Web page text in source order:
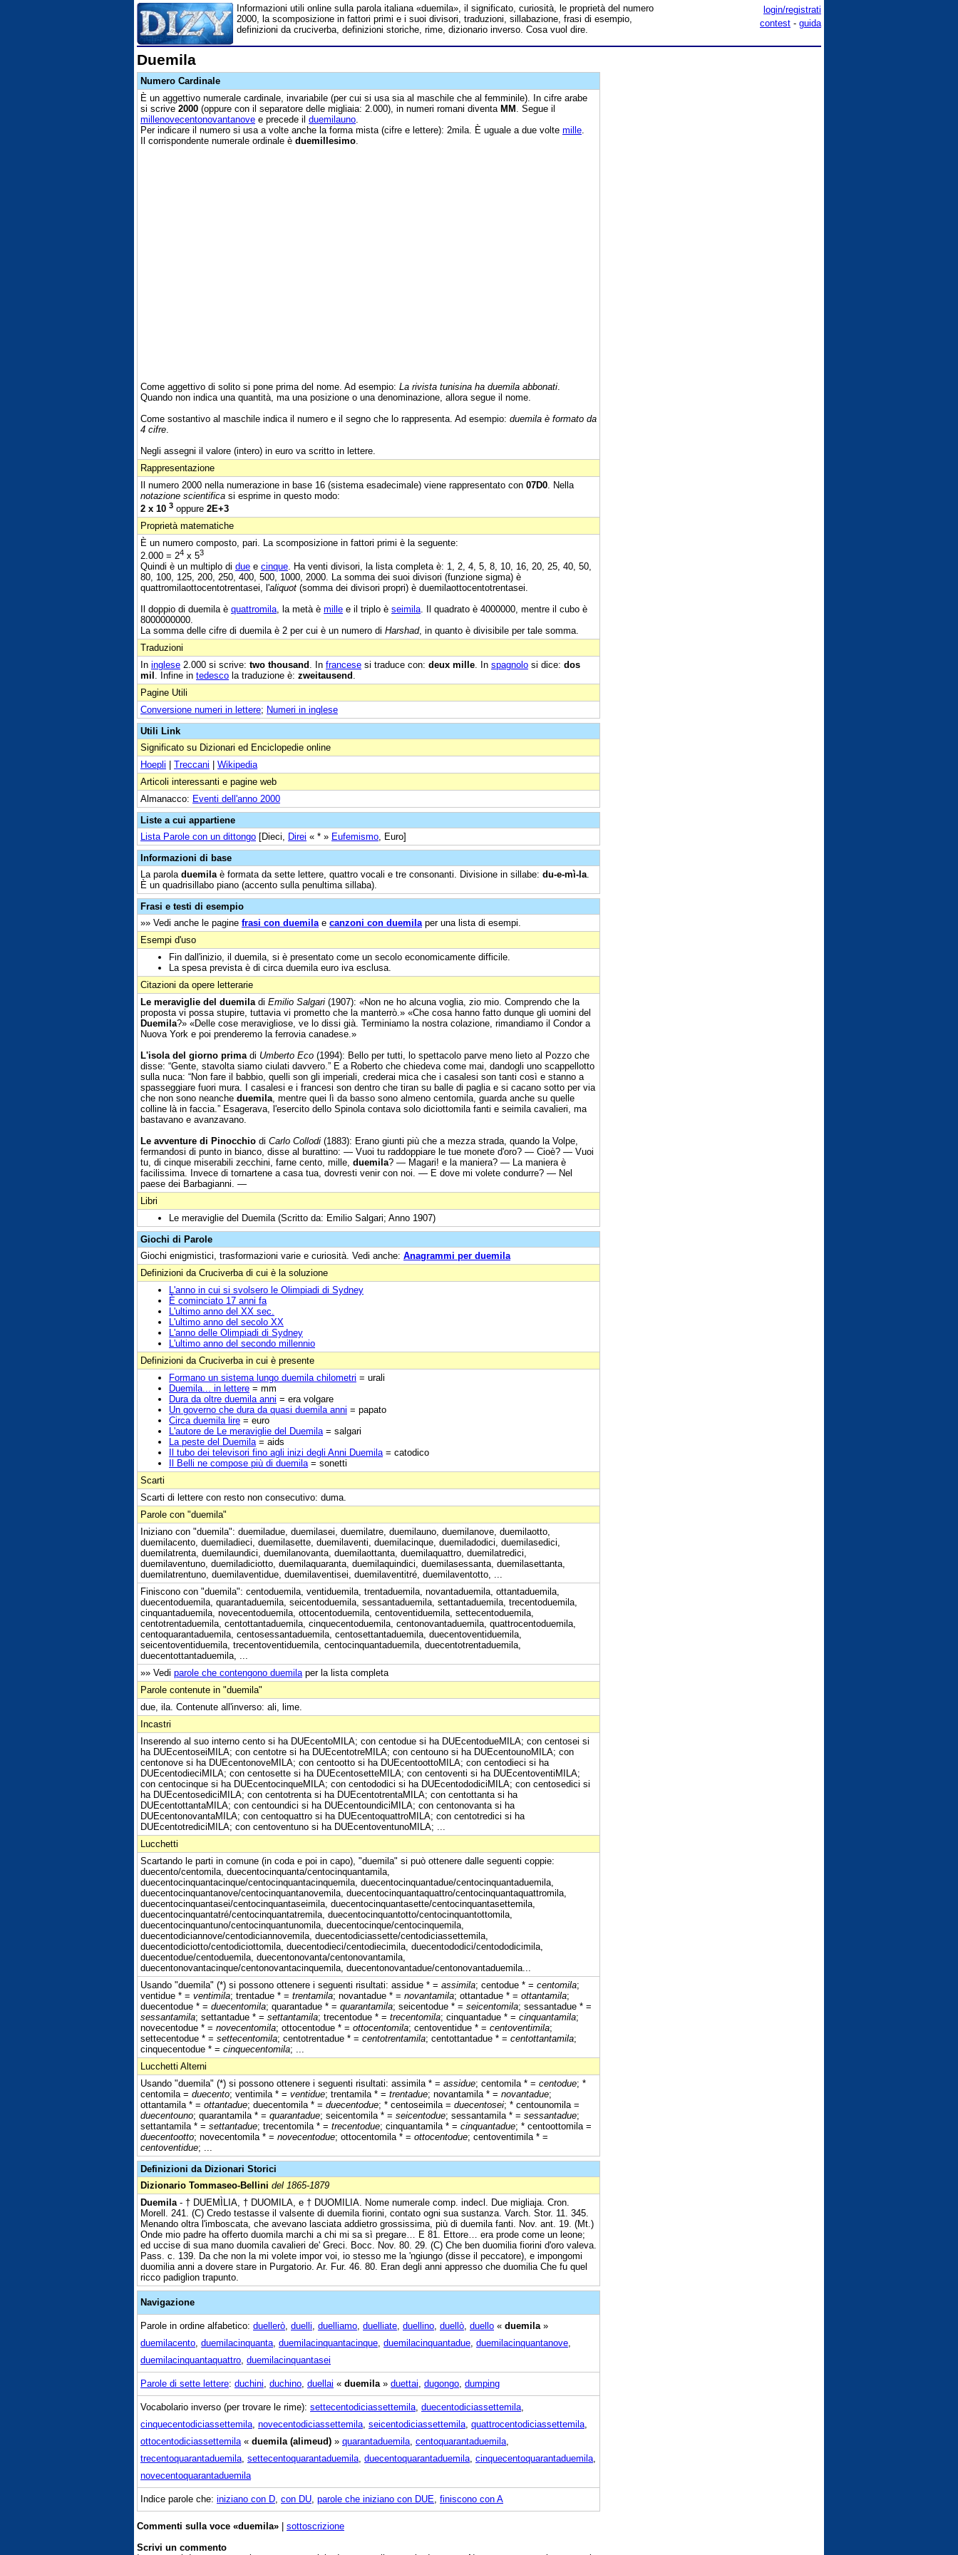
login/registrati
contest - guida
Informazioni utili online sulla parola italiana «duemila», il significato, curiosità, le proprietà del numero
2000, la scomposizione in fattori primi e i suoi divisori, traduzioni, sillabazione, frasi di esempio,
definizioni da cruciverba, definizioni storiche, rime, dizionario inverso. Cosa vuol dire.
Duemila
Numero Cardinale
È un aggettivo numerale cardinale, invariabile (per cui si usa sia al maschile che al femminile). In cifre arabe
si scrive 2000 (oppure con il separatore delle migliaia: 2.000), in numeri romani diventa MM . Segue il
millenovecentonovantanove e precede il duemilauno
Per indicare il numero si usa a volte anche la forma mista (cifre e lettere): 2mila. È uguale a due volte mille
Il corrispondente numerale ordinale è duemillesimo
Come aggettivo di solito si pone prima del nome. Ad esempio: La rivista tunisina ha duemila abbonati
Quando non indica una quantità, ma una posizione o una denominazione, allora segue il nome.
Come sostantivo al maschile indica il numero e il segno che lo rappresenta. Ad esempio: duemila è formato da
4 cifre
Negli assegni il valore (intero) in euro va scritto in lettere.
Rappresentazione
Il numero 2000 nella numerazione in base 16 (sistema esadecimale) viene rappresentato con 07D0 . Nella
notazione scientifica si esprime in questo modo:
2 x 10 3 oppure 2E+3
Proprietà matematiche
È un numero composto, pari. La scomposizione in fattori primi è la seguente:
2.000 = 24 x 53
Quindi è un multiplo di due e cinque . Ha venti divisori, la lista completa è: 1, 2, 4, 5, 8, 10, 16, 20, 25, 40, 50,
80, 100, 125, 200, 250, 400, 500, 1000, 2000. La somma dei suoi divisori (funzione sigma) è
quattromilaottocentotrentasei, l'aliquot (somma dei divisori propri) è duemilaottocentotrentasei.
Il doppio di duemila è quattromila , la metà è mille e il triplo è seimila . Il quadrato è 4000000, mentre il cubo è
8000000000.
La somma delle cifre di duemila è 2 per cui è un numero di Harshad, in quanto è divisibile per tale somma.
Traduzioni
In inglese 2.000 si scrive: two thousand . In francese si traduce con: deux mille . In spagnolo si dice: dos
mil . Infine in tedesco la traduzione è: zweitausend
Pagine Utili
Conversione numeri in lettere; Numeri in inglese
Utili Link
Significato su Dizionari ed Enciclopedie online
Hoepli | Treccani | Wikipedia
Articoli interessanti e pagine web
Almanacco: Eventi dell'anno 2000
Liste a cui appartiene
Lista Parole con un dittongo [Dieci, Direi « * » Eufemismo , Euro]
Informazioni di base
La parola duemila è formata da sette lettere, quattro vocali e tre consonanti. Divisione in sillabe: du-e-mì-la
È un quadrisillabo piano (accento sulla penultima sillaba).
Frasi e testi di esempio
»» Vedi anche le pagine frasi con duemila e canzoni con duemila per una lista di esempi.
Esempi d'uso
Fin dall'inizio, il duemila, si è presentato come un secolo economicamente difficile.
La spesa prevista è di circa duemila euro iva esclusa.
Citazioni da opere letterarie
Le meraviglie del duemila di Emilio Salgari (1907): «Non ne ho alcuna voglia, zio mio. Comprendo che la
proposta vi possa stupire, tuttavia vi prometto che la manterrò.» «Che cosa hanno fatto dunque gli uomini del
Duemila?» «Delle cose meravigliose, ve lo dissi già. Terminiamo la nostra colazione, rimandiamo il Condor a
Nuova York e poi prenderemo la ferrovia canadese.»
L'isola del giorno prima di Umberto Eco (1994): Bello per tutti, lo spettacolo parve meno lieto al Pozzo che
disse: “Gente, stavolta siamo ciulati davvero.” E a Roberto che chiedeva come mai, dandogli uno scappellotto
sulla nuca: “Non fare il babbio, quelli son gli imperiali, crederai mica che i casalesi son tanti così e stanno a
spasseggiare fuori mura. I casalesi e i francesi son dentro che tiran su balle di paglia e si cacano sotto per via
che non sono neanche duemila , mentre quei lì da basso sono almeno centomila, guarda anche su quelle
colline là in faccia.” Esagerava, l'esercito dello Spinola contava solo diciottomila fanti e seimila cavalieri, ma
bastavano e avanzavano.
Le avventure di Pinocchio di Carlo Collodi (1883): Erano giunti più che a mezza strada, quando la Volpe,
fermandosi di punto in bianco, disse al burattino: — Vuoi tu raddoppiare le tue monete d'oro? — Cioè? — Vuoi
tu, di cinque miserabili zecchini, farne cento, mille, duemila? — Magari! e la maniera? — La maniera è
facilissima. Invece di tornartene a casa tua, dovresti venir con noi. — E dove mi volete condurre? — Nel
paese dei Barbagianni. —
Libri
Le meraviglie del Duemila (Scritto da: Emilio Salgari; Anno 1907)
Giochi di Parole
Giochi enigmistici, trasformazioni varie e curiosità. Vedi anche: Anagrammi per duemila
Definizioni da Cruciverba di cui è la soluzione
L'anno in cui si svolsero le Olimpiadi di Sydney
È cominciato 17 anni fa
L'ultimo anno del XX sec.
L'ultimo anno del secolo XX
L'anno delle Olimpiadi di Sydney
L'ultimo anno del secondo millennio
Definizioni da Cruciverba in cui è presente
Formano un sistema lungo duemila chilometri = urali
Duemila... in lettere = mm
Dura da oltre duemila anni = era volgare
Un governo che dura da quasi duemila anni = papato
Circa duemila lire = euro
L'autore de Le meraviglie del Duemila = salgari
La peste del Duemila = aids
Il tubo dei televisori fino agli inizi degli Anni Duemila = catodico
Il Belli ne compose più di duemila = sonetti
Scarti
Scarti di lettere con resto non consecutivo: duma.
Parole con "duemila"
Iniziano con "duemila": duemiladue, duemilasei, duemilatre, duemilauno, duemilanove, duemilaotto,
duemilacento, duemiladieci, duemilasette, duemilaventi, duemilacinque, duemiladodici, duemilasedici,
duemilatrenta, duemilaundici, duemilanovanta, duemilaottanta, duemilaquattro, duemilatredici,
duemilaventuno, duemiladiciotto, duemilaquaranta, duemilaquindici, duemilasessanta, duemilasettanta,
duemilatrentuno, duemilaventidue, duemilaventisei, duemilaventitré, duemilaventotto, ...
Finiscono con "duemila": centoduemila, ventiduemila, trentaduemila, novantaduemila, ottantaduemila,
duecentoduemila, quarantaduemila, seicentoduemila, sessantaduemila, settantaduemila, trecentoduemila,
cinquantaduemila, novecentoduemila, ottocentoduemila, centoventiduemila, settecentoduemila,
centotrentaduemila, centottantaduemila, cinquecentoduemila, centonovantaduemila, quattrocentoduemila,
centoquarantaduemila, centosessantaduemila, centosettantaduemila, duecentoventiduemila,
seicentoventiduemila, trecentoventiduemila, centocinquantaduemila, duecentotrentaduemila,
duecentottantaduemila, ...
»» Vedi parole che contengono duemila per la lista completa
Parole contenute in "duemila"
due, ila. Contenute all'inverso: ali, lime.
Incastri
Inserendo al suo interno cento si ha DUEcentoMILA; con centodue si ha DUEcentodueMILA; con centosei si
ha DUEcentoseiMILA; con centotre si ha DUEcentotreMILA; con centouno si ha DUEcentounoMILA; con
centonove si ha DUEcentonoveMILA; con centootto si ha DUEcentoottoMILA; con centodieci si ha
DUEcentodieciMILA; con centosette si ha DUEcentosetteMILA; con centoventi si ha DUEcentoventiMILA;
con centocinque si ha DUEcentocinqueMILA; con centododici si ha DUEcentododiciMILA; con centosedici si
ha DUEcentosediciMILA; con centotrenta si ha DUEcentotrentaMILA; con centottanta si ha
DUEcentottantaMILA; con centoundici si ha DUEcentoundiciMILA; con centonovanta si ha
DUEcentonovantaMILA; con centoquattro si ha DUEcentoquattroMILA; con centotredici si ha
DUEcentotrediciMILA; con centoventuno si ha DUEcentoventunoMILA; ...
Lucchetti
Scartando le parti in comune (in coda e poi in capo), "duemila" si può ottenere dalle seguenti coppie:
duecento/centomila, duecentocinquanta/centocinquantamila,
duecentocinquantacinque/centocinquantacinquemila, duecentocinquantadue/centocinquantaduemila,
duecentocinquantanove/centocinquantanovemila, duecentocinquantaquattro/centocinquantaquattromila,
duecentocinquantasei/centocinquantaseimila, duecentocinquantasette/centocinquantasettemila,
duecentocinquantatré/centocinquantatremila, duecentocinquantotto/centocinquantottomila,
duecentocinquantuno/centocinquantunomila, duecentocinque/centocinquemila,
duecentodiciannove/centodiciannovemila, duecentodiciassette/centodiciassettemila,
duecentodiciotto/centodiciottomila, duecentodieci/centodiecimila, duecentododici/centododicimila,
duecentodue/centoduemila, duecentonovanta/centonovantamila,
duecentonovantacinque/centonovantacinquemila, duecentonovantadue/centonovantaduemila...
Usando "duemila" (*) si possono ottenere i seguenti risultati: assidue * = assimila; centodue * = centomila;
ventidue * = ventimila; trentadue * = trentamila; novantadue * = novantamila; ottantadue * = ottantamila;
duecentodue * = duecentomila; quarantadue * = quarantamila; seicentodue * = seicentomila; sessantadue * =
sessantamila; settantadue * = settantamila; trecentodue * = trecentomila; cinquantadue * = cinquantamila;
novecentodue * = novecentomila; ottocentodue * = ottocentomila; centoventidue * = centoventimila;
settecentodue * = settecentomila; centotrentadue * = centotrentamila; centottantadue * = centottantamila;
cinquecentodue * = cinquecentomila; ...
Lucchetti Alterni
Usando "duemila" (*) si possono ottenere i seguenti risultati: assimila * = assidue; centomila * = centodue; *
centomila = duecento; ventimila * = ventidue; trentamila * = trentadue; novantamila * = novantadue;
ottantamila * = ottantadue; duecentomila * = duecentodue; * centoseimila = duecentosei; * centounomila =
duecentouno; quarantamila * = quarantadue; seicentomila * = seicentodue; sessantamila * = sessantadue;
settantamila * = settantadue; trecentomila * = trecentodue; cinquantamila * = cinquantadue; * centoottomila =
duecentootto; novecentomila * = novecentodue; ottocentomila * = ottocentodue; centoventimila * =
centoventidue; ...
Definizioni da Dizionari Storici
Dizionario Tommaseo-Bellini del 1865-1879
Duemila - † DUEMÌLIA, † DUOMILA, e † DUOMILIA. Nome numerale comp. indecl. Due migliaja. Cron.
Morell. 241. (C) Credo testasse il valsente di duemila fiorini, contato ogni sua sustanza. Varch. Stor. 11. 345.
Menando oltra l'imboscata, che avevano lasciata addietro grossissima, più di duemila fanti. Nov. ant. 19. (Mt.)
Onde mio padre ha offerto duomila marchi a chi mi sa sì pregare… E 81. Ettore… era prode come un leone;
ed uccise di sua mano duomila cavalieri de' Greci. Bocc. Nov. 80. 29. (C) Che ben duomilia fiorini d'oro valeva.
Pass. c. 139. Da che non la mi volete impor voi, io stesso me la 'ngiungo (disse il peccatore), e impongomi
duomilia anni a dovere stare in Purgatorio. Ar. Fur. 46. 80. Eran degli anni appresso che duomilia Che fu quel
ricco padiglion trapunto.
Navigazione
Parole in ordine alfabetico: duellerò duelli duelliamo duelliate duellino duellò duello « duemila »
duemilacento duemilacinquanta duemilacinquantacinque duemilacinquantadue duemilacinquantanove
duemilacinquantaquattro duemilacinquantasei
Parole di sette lettere: duchini duchino duellai « duemila » duettai dugongo dumping
Vocabolario inverso (per trovare le rime): settecentodiciassettemila duecentodiciassettemila
cinquecentodiciassettemila novecentodiciassettemila seicentodiciassettemila quattrocentodiciassettemila
ottocentodiciassettemila « duemila (alimeud) » quarantaduemila centoquarantaduemila
trecentoquarantaduemila settecentoquarantaduemila duecentoquarantaduemila cinquecentoquarantaduemila
novecentoquarantaduemila
Indice parole che: iniziano con D con DU parole che iniziano con DUE finiscono con A
Commenti sulla voce «duemila» | sottoscrizione
Scrivi un commento